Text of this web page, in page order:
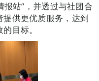
报站”，并透过与社团合
供更优质服务，达到
目标。